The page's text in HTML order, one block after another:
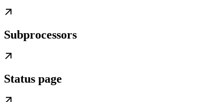
Subprocessors
Status page